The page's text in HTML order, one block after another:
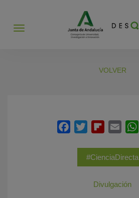
Abrir
VOLVER
#CienciaDirecta
Divulgación